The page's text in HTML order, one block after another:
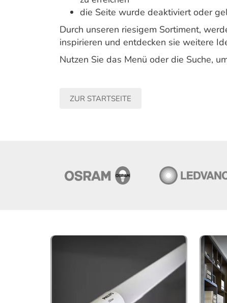
die Seite wurde deaktiviert oder
Durch unseren riesigem Sortiment,
inspirieren und entdecken sie weitere
Nutzen Sie das Menü oder die Suche,
ZUR STARTSEITE